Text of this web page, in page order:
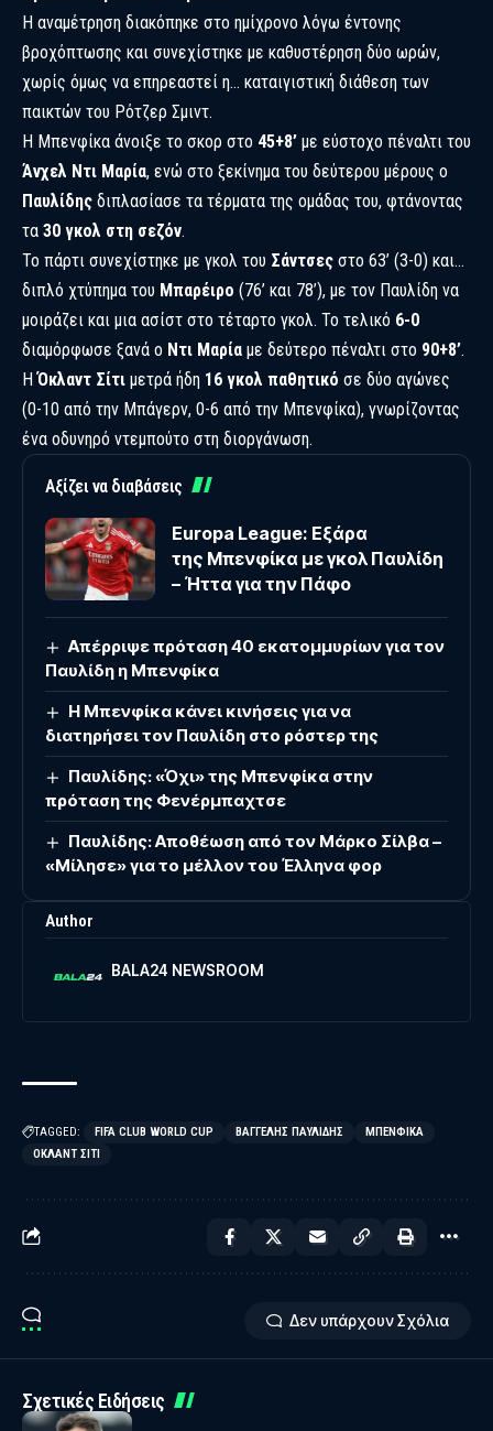
Η αναμέτρηση διακόπηκε στο ημίχρονο λόγω έντονης
βροχόπτωσης και συνεχίστηκε με καθυστέρηση δύο ωρών,
χωρίς όμως να επηρεαστεί η… καταιγιστική διάθεση των
παικτών του Ρότζερ Σμιντ.
Η Μπενφίκα άνοιξε το σκορ στο 45+8’ με εύστοχο πέναλτι του
Άνχελ Ντι Μαρία, ενώ στο ξεκίνημα του δεύτερου μέρους ο
Παυλίδης διπλασίασε τα τέρματα της ομάδας του, φτάνοντας
τα 30 γκολ στη σεζόν.
Το πάρτι συνεχίστηκε με γκολ του Σάντσες στο 63’ (3-0) και…
διπλό χτύπημα του Μπαρέιρο (76’ και 78’), με τον Παυλίδη να
μοιράζει και μια ασίστ στο τέταρτο γκολ. Το τελικό 6-0
διαμόρφωσε ξανά ο Ντι Μαρία με δεύτερο πέναλτι στο 90+8’.
ΗΌκλαντ Σίτι μετρά ήδη 16 γκολ παθητικό σε δύο αγώνες
(0-10 από την Μπάγερν, 0-6 από την Μπενφίκα), γνωρίζοντας
ένα οδυνηρό ντεμπούτο στη διοργάνωση.
Αξίζει να διαβάσεις
Europa League: Εξάρα
της Μπενφίκα με γκολ Παυλίδη
– Ήττα για την Πάφο
Απέρριψε πρόταση 40 εκατομμυρίων για τον
Παυλίδη η Μπενφίκα
Η Μπενφίκα κάνει κινήσεις για να
διατηρήσει τον Παυλίδη στο ρόστερ της
Παυλίδης: «Όχι» της Μπενφίκα στην
πρόταση της Φενέρμπαχτσε
Παυλίδης: Αποθέωση από τον Μάρκο Σίλβα –
«Μίλησε» για το μέλλον του Έλληνα φορ
Author
BALA24 NEWSROOM
TAGGED: FIFA CLUB WORLD CUP ΒΑΓΓΈΛΗΣ ΠΑΥΛΊΔΗΣ
ΜΠΕΝΦΊΚΑ
ΌΚΛΑΝΤ ΣΊΤΙ
Δεν υπάρχουν Σχόλια
Σχετικές Ειδήσεις
ΔΙΕΘΝΗ